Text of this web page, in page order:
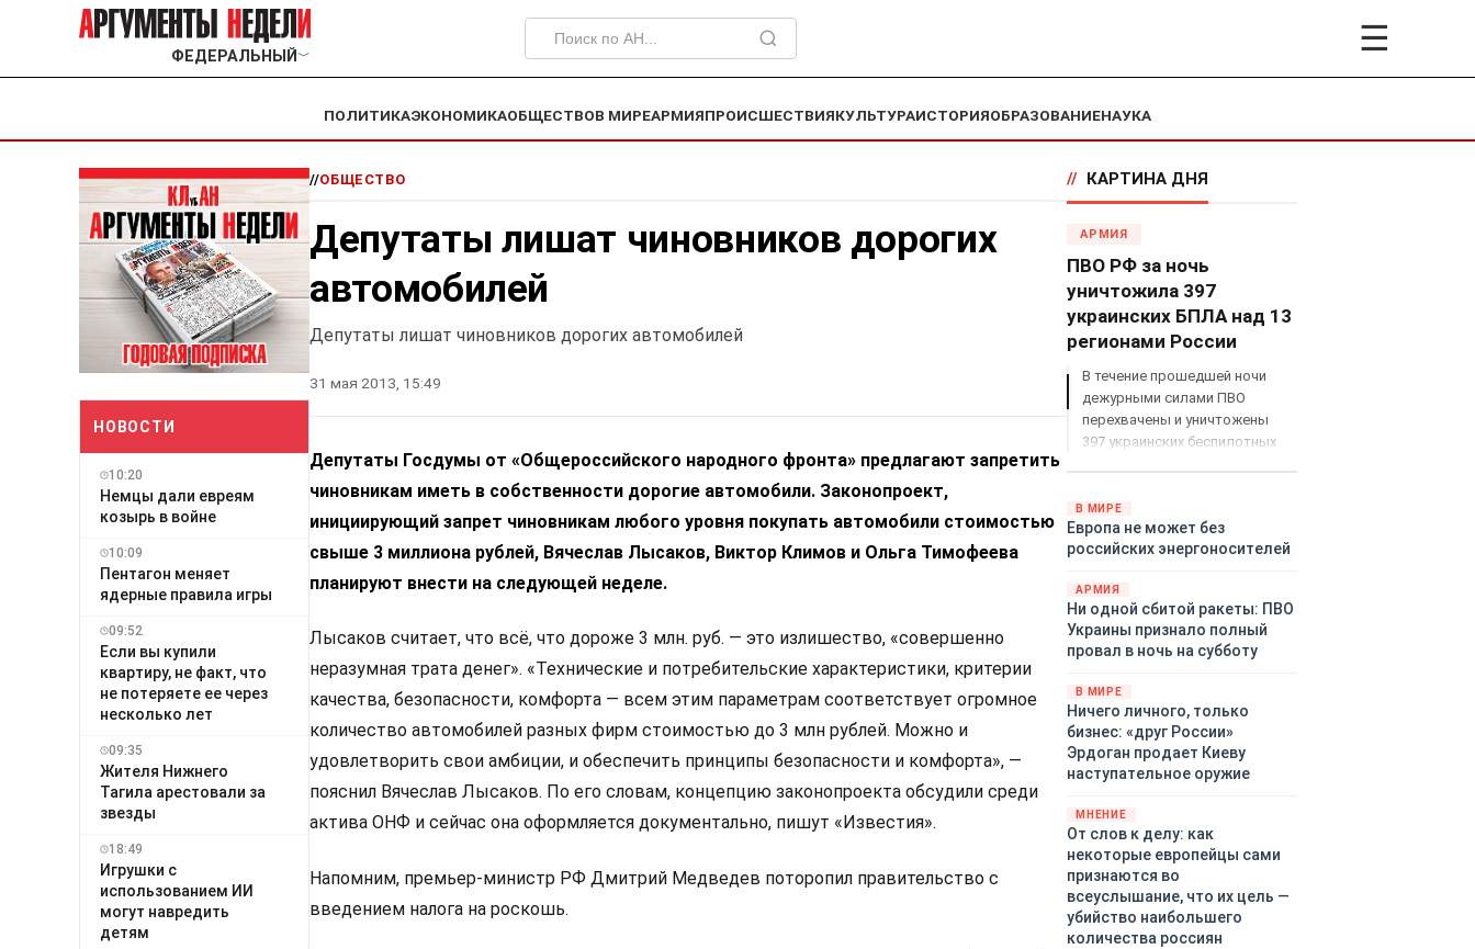
ФЕДЕРАЛЬНЫЙ ﹀ ☰
ПОЛИТИКАЭКОНОМИКАОБЩЕСТВОВ МИРЕАРМИЯПРОИСШЕСТВИЯКУЛЬТУРАИСТОРИЯОБРАЗОВАНИЕНАУКА
НОВОСТИ
10:20
Немцы дали евреям
козырь в войне
10:09
Пентагон меняет
ядерные правила игры
09:52
Если вы купили
квартиру, не факт, что
не потеряете ее через
несколько лет
09:35
Жителя Нижнего
Тагила арестовали за
звезды
18:49
Игрушки с
использованием ИИ
могут навредить
детям
//ОБЩЕСТВО
Депутаты лишат чиновников дорогих
автомобилей
Депутаты лишат чиновников дорогих автомобилей
31 мая 2013, 15:49
Депутаты Госдумы от «Общероссийского народного фронта» предлагают запретить
чиновникам иметь в собственности дорогие автомобили. Законопроект,
инициирующий запрет чиновникам любого уровня покупать автомобили стоимостью
свыше 3 миллиона рублей, Вячеслав Лысаков, Виктор Климов и Ольга Тимофеева
планируют внести на следующей неделе.
Лысаков считает, что всё, что дороже 3 млн. руб. — это излишество, «совершенно
неразумная трата денег». «Технические и потребительские характеристики, критерии
качества, безопасности, комфорта — всем этим параметрам соответствует огромное
количество автомобилей разных фирм стоимостью до 3 млн рублей. Можно и
удовлетворить свои амбиции, и обеспечить принципы безопасности и комфорта», —
пояснил Вячеслав Лысаков. По его словам, концепцию законопроекта обсудили среди
актива ОНФ и сейчас она оформляется документально, пишут «Известия».
Напомним, премьер-министр РФ Дмитрий Медведев поторопил правительство с
введением налога на роскошь.
// КАРТИНА ДНЯ
АРМИЯ
ПВО РФ за ночь
уничтожила 397
украинских БПЛА над 13
регионами России
В течение прошедшей ночи
дежурными силами ПВО
перехвачены и уничтожены
397 украинских беспилотных
территориями Белгородской,
Брянской, Воронежской,
Курской, Липецкой,
Ростовской, Рязанской,
Самарской, Саратовской,
Тамбовской, Тульской
областей, Краснодарского
края, Республики Крым и над
акваторией Азовского моря.
В МИРЕ
Европа не может без
российских энергоносителей
АРМИЯ
Ни одной сбитой ракеты: ПВО
Украины признало полный
провал в ночь на субботу
В МИРЕ
Ничего личного, только
бизнес: «друг России»
Эрдоган продает Киеву
наступательное оружие
МНЕНИЕ
От слов к делу: как
некоторые европейцы сами
признаются во
всеуслышание, что их цель —
убийство наибольшего
количества россиян